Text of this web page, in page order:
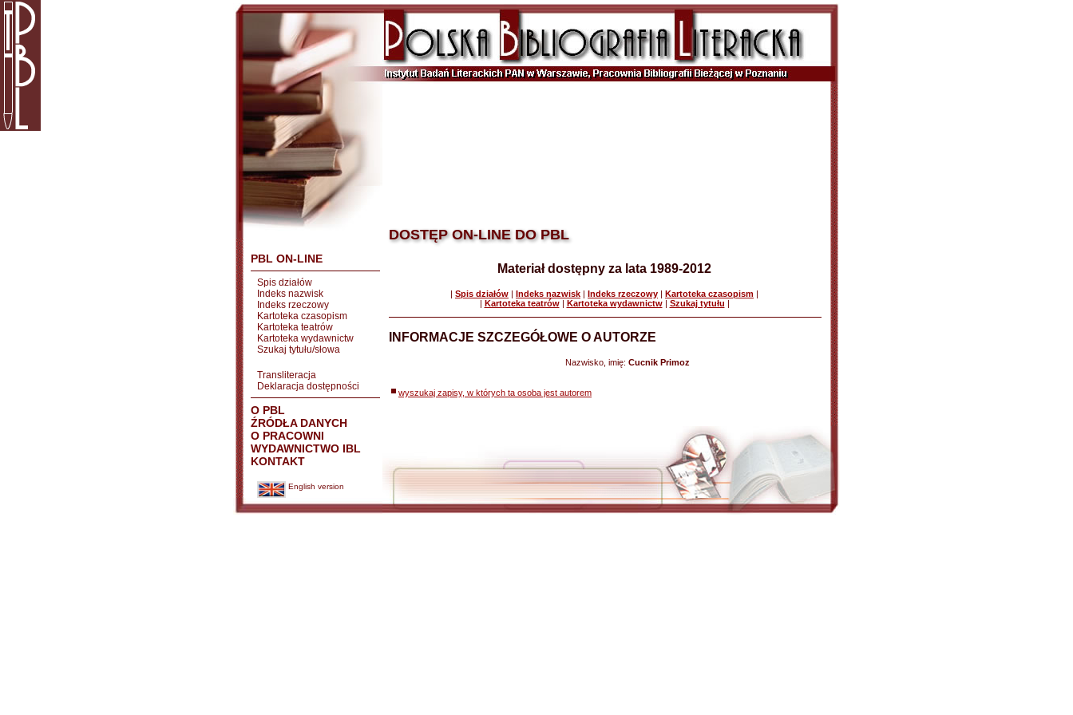
PBL ON-LINE
Spis działów
Indeks nazwisk
Indeks rzeczowy
Kartoteka czasopism
Kartoteka teatrów
Kartoteka wydawnictw
Szukaj tytułu/słowa
Transliteracja
Deklaracja dostępności
O PBL
ŹRÓDŁA DANYCH
O PRACOWNI
WYDAWNICTWO IBL
KONTAKT
English version
DOSTĘP ON-LINE DO PBL
Materiał dostępny za lata 1989-2012
| Spis działów | Indeks nazwisk | Indeks rzeczowy | Kartoteka czasopism |
| Kartoteka teatrów| Kartoteka wydawnictw| Szukaj tytułu |
INFORMACJE SZCZEGÓŁOWE O AUTORZE
Nazwisko, imię: Cucnik Primoz
wyszukaj zapisy, w których ta osoba jest autorem